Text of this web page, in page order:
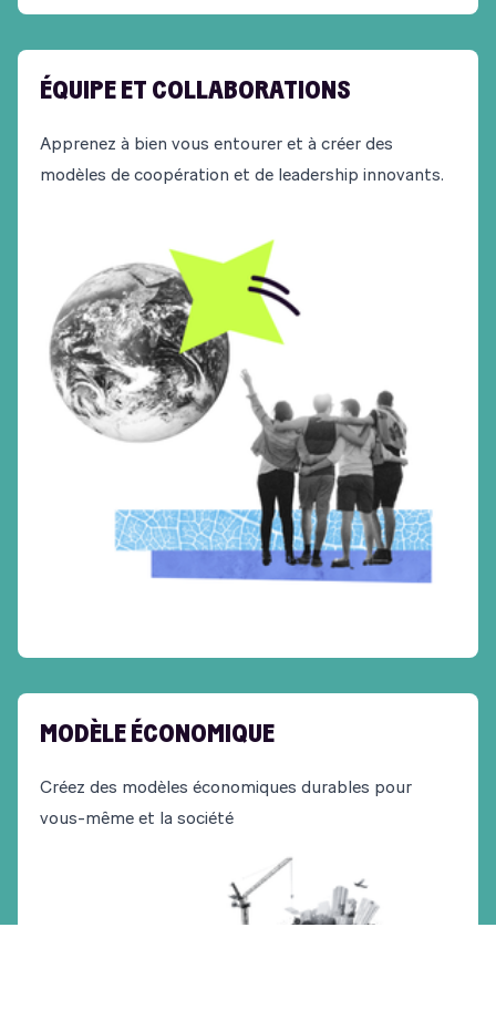
ÉQUIPE ET COLLABORATIONS
Apprenez à bien vous entourer et à créer des
modèles de coopération et de leadership innovants.
MODÈLE ÉCONOMIQUE
Créez des modèles économiques durables pour
vous-même et la société